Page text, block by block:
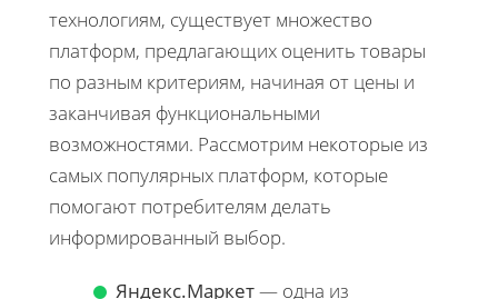
технологиям, существует множество
платформ, предлагающих оценить товары
по разным критериям, начиная от цены и
заканчивая функциональными
возможностями. Рассмотрим некоторые из
самых популярных платформ, которые
помогают потребителям делать
информированный выбор.
Яндекс.Маркет— одна из